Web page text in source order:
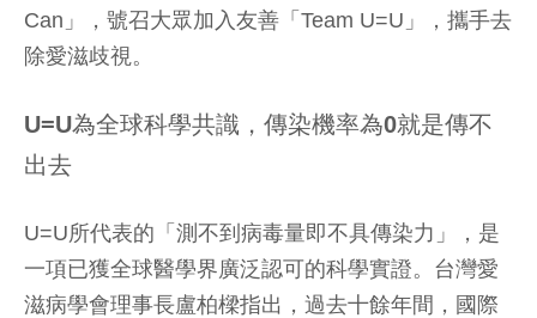
Can」，號召大眾加入友善「Team U=U」，攜手去
除愛滋歧視。
U=U為全球科學共識，傳染機率為0就是傳不
出去
U=U所代表的「測不到病毒量即不具傳染力」，是
一項已獲全球醫學界廣泛認可的科學實證。台灣愛
滋病學會理事長盧柏樑指出，過去十餘年間，國際